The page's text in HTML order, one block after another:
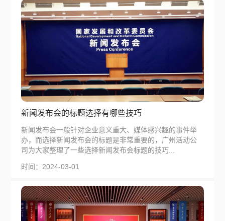
新闻发布会的标题选择有哪些技巧
新闻发布会一般针对企业意义重大、媒体感兴趣的事件举
办，而选择新闻发布会的标题是非常重要的，广州活动公
司为大家整理了一些选择新闻发布会标题的技巧...
时间：2024-03-01